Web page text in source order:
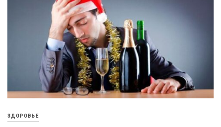
ЗДОРОВЬЕ